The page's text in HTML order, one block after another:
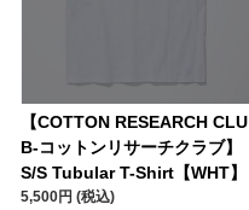
【COTTON RESEARCH CLU
B-コットンリサーチクラブ】
S/S Tubular T-Shirt【WHT】
5,500円 (税込)